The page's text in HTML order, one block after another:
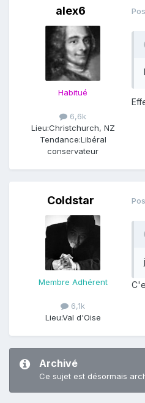
alex6
Habitué
6,6k
Lieu:Christchurch, NZ
Tendance:Libéral
conservateur
Coldstar
Membre Adhérent
6,1k
Lieu:Val d'Oise
Archivé
Ce sujet est désormais